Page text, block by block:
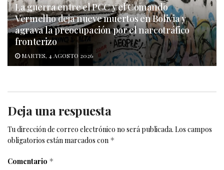
La guerra entre el PCC y el Comando
Vermelho deja nueve muertos en Bolivia y
agrava la preocupación por el narcotráfico
fronterizo
MARTES, 4 AGOSTO 2026
Deja una respuesta
Tu dirección de correo electrónico no será publicada. Los campos
obligatorios están marcados con *
Comentario *